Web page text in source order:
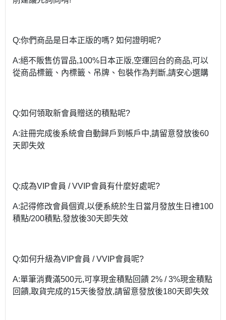
Q:你們商品是日本正版的嗎? 如何證明呢?
A:絕不販售仿冒品,100%日本正版,空運回台的商品,可以
從商品標籤、內標籤、吊牌、包裝作為判斷,請安心選購
Q:如何領取新會員贈送的積點呢?
A:註冊完成後系統會自動歸戶到帳戶中,請留意發放後60
天即失效
Q:成為VIP會員 / VVIP會員有什麼好處呢?
A:記得修改會員個資,以便系統於生日當月發放生日禮100
積點/200積點,發放後30天即失效
Q:如何升級為VIP會員 / VVIP會員呢?
A:單筆消費滿500元,可享現金積點回饋 2% / 3%現金積點
回饋,取貨完成的15天後發放,請留意發放後180天即失效